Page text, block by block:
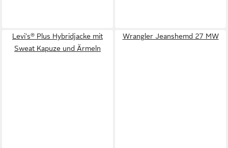
Levi's® Plus Hybridjacke mit
Sweat Kapuze und Ärmeln
Wrangler Jeanshemd 27 MW